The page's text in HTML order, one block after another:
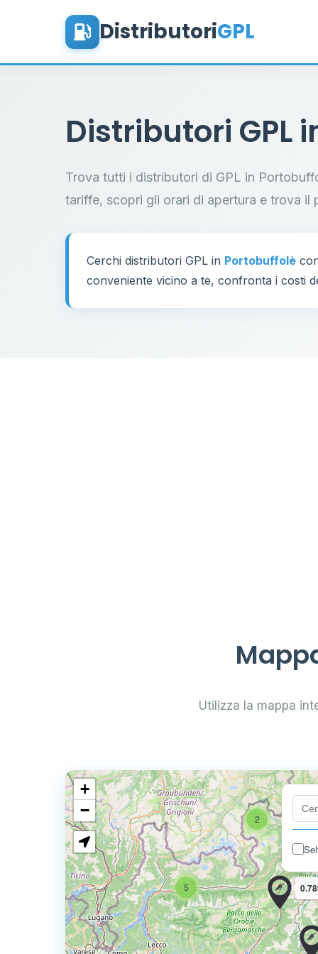
DistributoriGPL
Distributori GPL
Trova tutti i distributori di GPL in
tariffe, scopri gli orari di apertura e trova
Cerchi distributori GPL in Portobuffolè
conveniente vicino a te, confronta i costi
Utilizza la mappa
2
5
+
−